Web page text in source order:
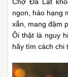
Chợ Đà Lạt
ngon, hảo hạng
xắn, mang đậm
Ôi thật là nguy
hãy tìm cách chi